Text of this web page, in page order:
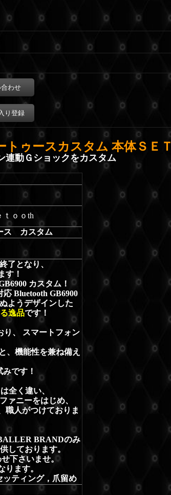
わせ
り登録
トゥースカスタム 本体ＳＥＴ
連動Ｇショックをカスタム
ｏｏth
ス カスタム
了となり、
す！
カスタム！
応 Bluetooth GB6900
ようデザインした
逸品です！
り、 スマートフォン
、機能性を兼ね備え
です！
全く違い、
ァニーをはじめ、
職人がつけておりま
BRANDのみ
しております。
下さいませ。
ります。
ッティング，爪留め